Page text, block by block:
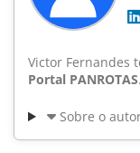
Victor Fernandes
Portal PANROTAS.
Sobre o